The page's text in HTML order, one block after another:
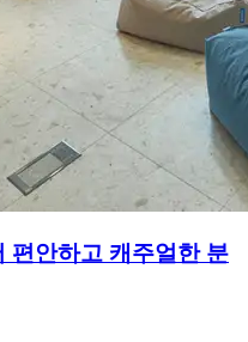
편안하고 캐주얼한 분